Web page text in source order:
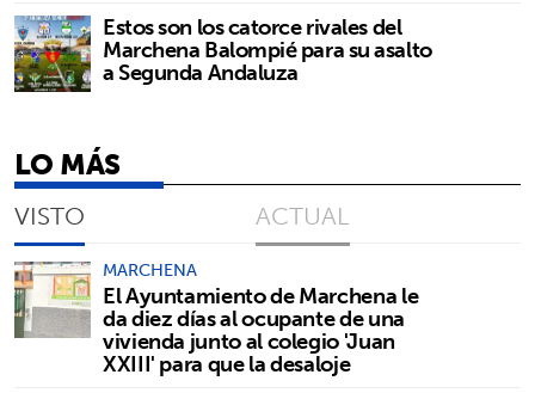
Estos son los catorce rivales del
Marchena Balompié para su asalto
a Segunda Andaluza
LO MÁS
VISTO ACTUAL
MARCHENA
El Ayuntamiento de Marchena le
da diez días al ocupante de una
vivienda junto al colegio 'Juan
XXIII' para que la desaloje